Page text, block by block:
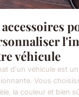
véhicule
d'un véhicule est
Vous
la couleur et bien